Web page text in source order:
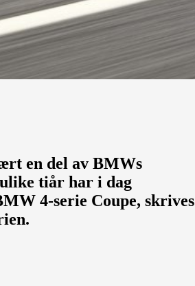
en del av BMWs
tiår har i dag
4-serie Coupe, skrives